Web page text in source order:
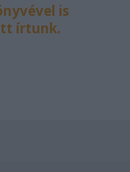
is
írtunk.